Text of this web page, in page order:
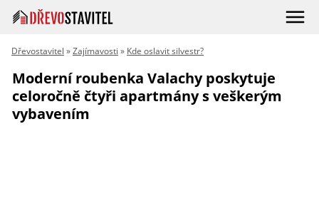
Dřevostavitel »Zajímavosti » Kde oslavit silvestr?
Moderní roubenka Valachy poskytuje
celoročně čtyři apartmány s veškerým
vybavením